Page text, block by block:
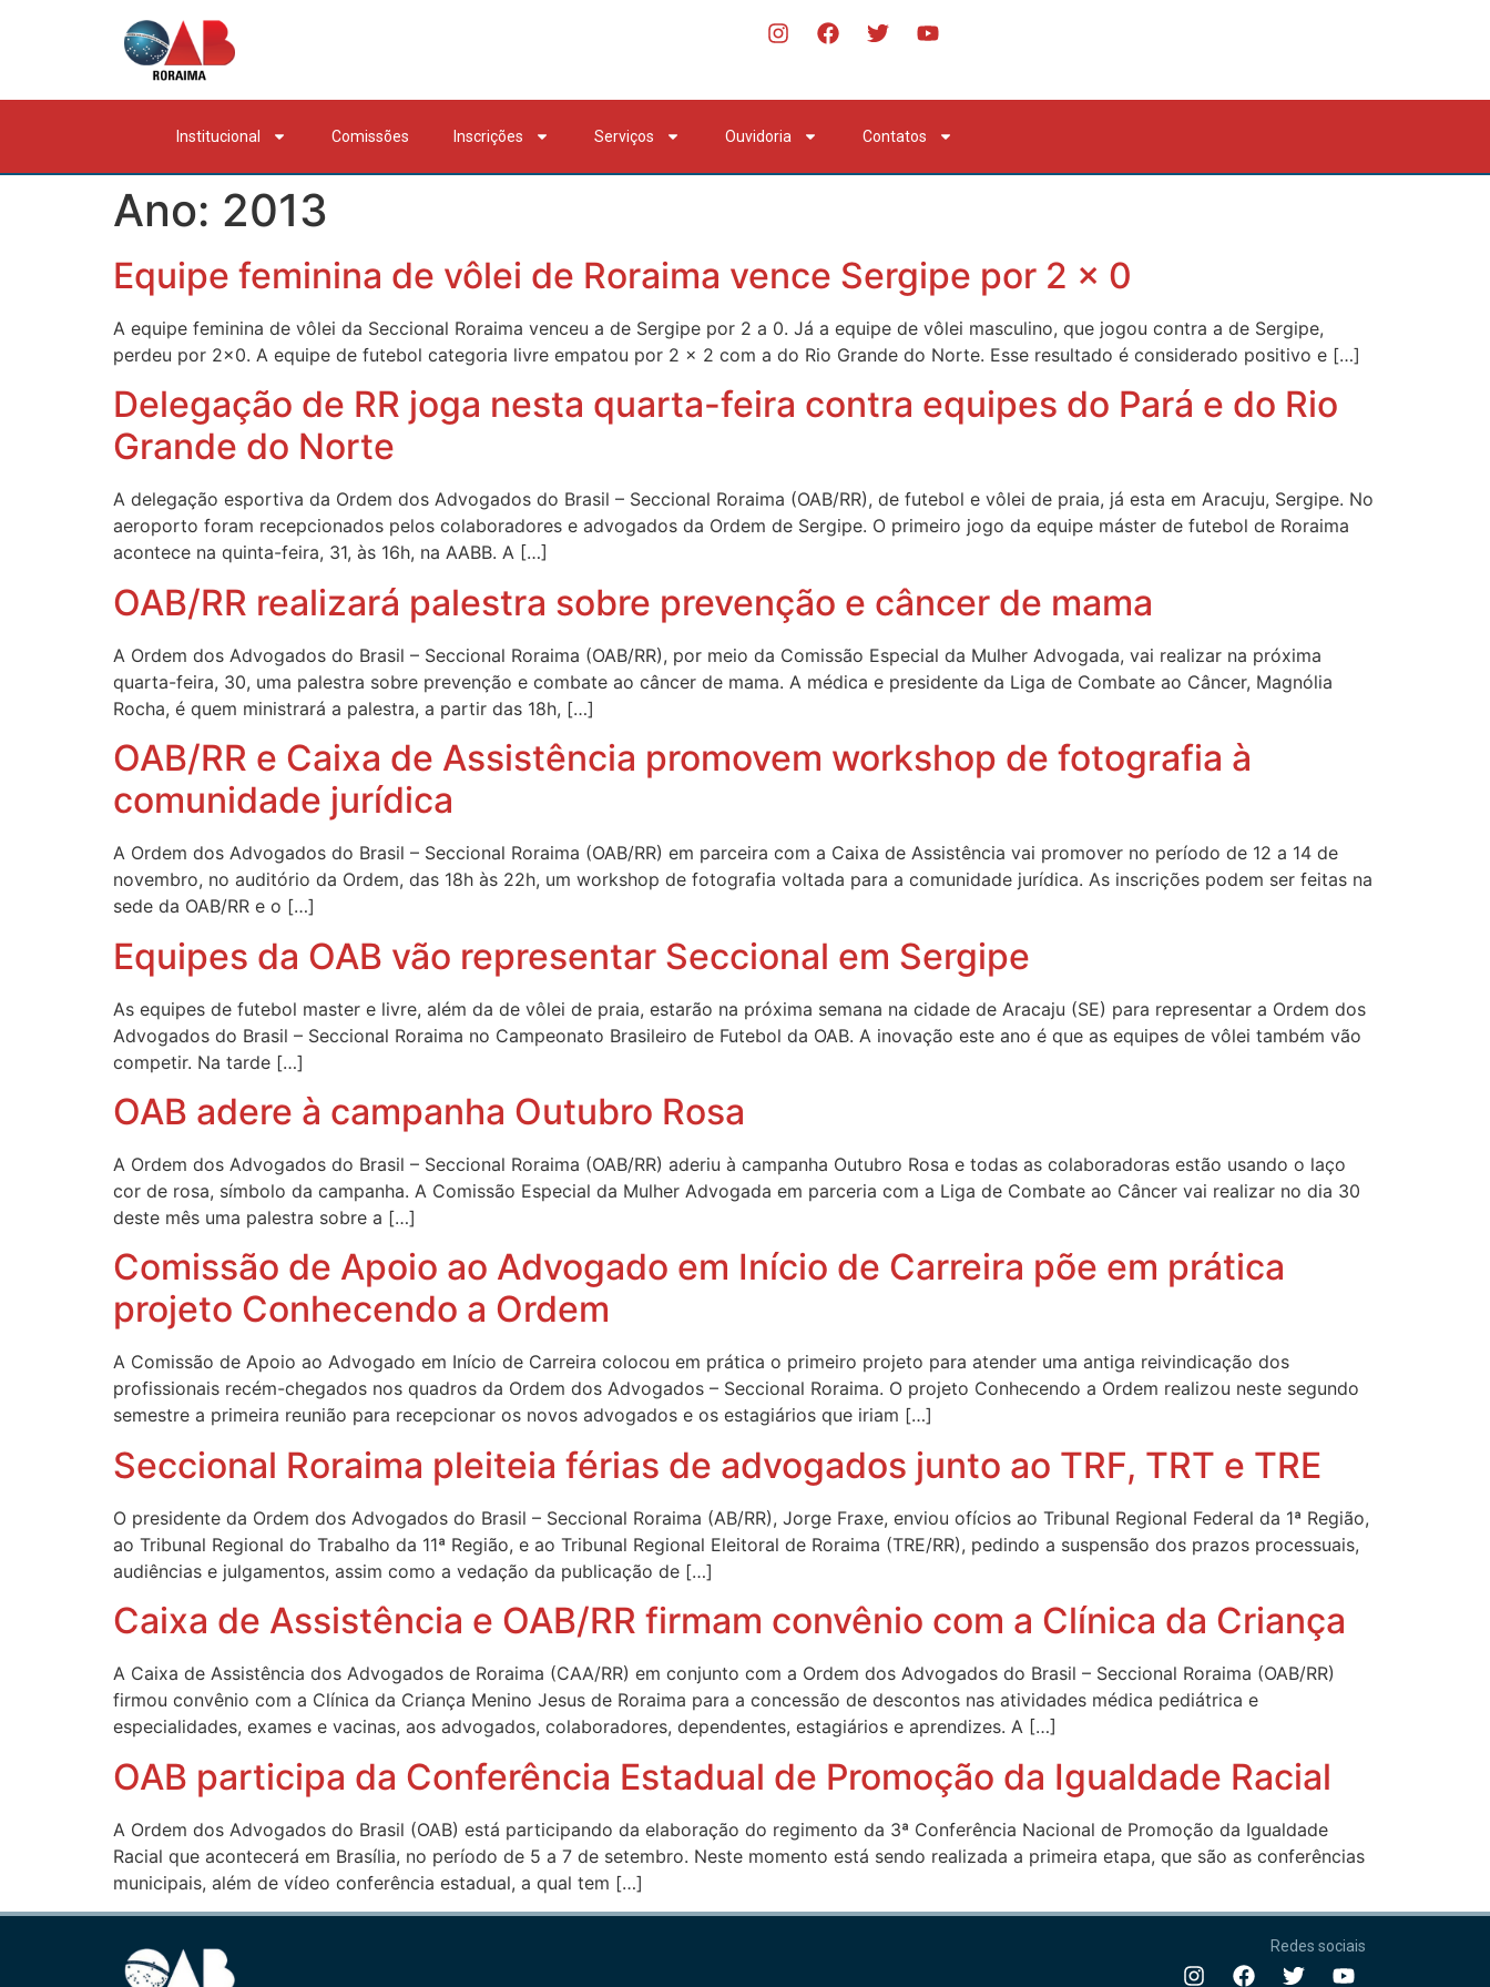
Institucional Comissões Inscrições Serviços Ouvidoria Contatos
Ano: 2013
Equipe feminina de vôlei de Roraima vence Sergipe por 2 x 0
A equipe feminina de vôlei da Seccional Roraima venceu a de Sergipe por 2 a 0. Já a equipe de vôlei masculino, que jogou contra a de Sergipe,
perdeu por 2×0. A equipe de futebol categoria livre empatou por 2 x 2 com a do Rio Grande do Norte. Esse resultado é considerado positivo e […]
Delegação de RR joga nesta quarta-feira contra equipes do Pará e do Rio
Grande do Norte
A delegação esportiva da Ordem dos Advogados do Brasil – Seccional Roraima (OAB/RR), de futebol e vôlei de praia, já esta em Aracuju, Sergipe. No
aeroporto foram recepcionados pelos colaboradores e advogados da Ordem de Sergipe. O primeiro jogo da equipe máster de futebol de Roraima
acontece na quinta-feira, 31, às 16h, na AABB. A […]
OAB/RR realizará palestra sobre prevenção e câncer de mama
A Ordem dos Advogados do Brasil – Seccional Roraima (OAB/RR), por meio da Comissão Especial da Mulher Advogada, vai realizar na próxima
quarta-feira, 30, uma palestra sobre prevenção e combate ao câncer de mama. A médica e presidente da Liga de Combate ao Câncer, Magnólia
Rocha, é quem ministrará a palestra, a partir das 18h, […]
OAB/RR e Caixa de Assistência promovem workshop de fotografia à
comunidade jurídica
A Ordem dos Advogados do Brasil – Seccional Roraima (OAB/RR) em parceira com a Caixa de Assistência vai promover no período de 12 a 14 de
novembro, no auditório da Ordem, das 18h às 22h, um workshop de fotografia voltada para a comunidade jurídica. As inscrições podem ser feitas na
sede da OAB/RR e o […]
Equipes da OAB vão representar Seccional em Sergipe
As equipes de futebol master e livre, além da de vôlei de praia, estarão na próxima semana na cidade de Aracaju (SE) para representar a Ordem dos
Advogados do Brasil – Seccional Roraima no Campeonato Brasileiro de Futebol da OAB. A inovação este ano é que as equipes de vôlei também vão
competir. Na tarde […]
OAB adere à campanha Outubro Rosa
A Ordem dos Advogados do Brasil – Seccional Roraima (OAB/RR) aderiu à campanha Outubro Rosa e todas as colaboradoras estão usando o laço
cor de rosa, símbolo da campanha. A Comissão Especial da Mulher Advogada em parceria com a Liga de Combate ao Câncer vai realizar no dia 30
deste mês uma palestra sobre a […]
Comissão de Apoio ao Advogado em Início de Carreira põe em prática
projeto Conhecendo a Ordem
A Comissão de Apoio ao Advogado em Início de Carreira colocou em prática o primeiro projeto para atender uma antiga reivindicação dos
profissionais recém-chegados nos quadros da Ordem dos Advogados – Seccional Roraima. O projeto Conhecendo a Ordem realizou neste segundo
semestre a primeira reunião para recepcionar os novos advogados e os estagiários que iriam […]
Seccional Roraima pleiteia férias de advogados junto ao TRF, TRT e TRE
O presidente da Ordem dos Advogados do Brasil – Seccional Roraima (AB/RR), Jorge Fraxe, enviou ofícios ao Tribunal Regional Federal da 1ª Região,
ao Tribunal Regional do Trabalho da 11ª Região, e ao Tribunal Regional Eleitoral de Roraima (TRE/RR), pedindo a suspensão dos prazos processuais,
audiências e julgamentos, assim como a vedação da publicação de […]
Caixa de Assistência e OAB/RR firmam convênio com a Clínica da Criança
A Caixa de Assistência dos Advogados de Roraima (CAA/RR) em conjunto com a Ordem dos Advogados do Brasil – Seccional Roraima (OAB/RR)
firmou convênio com a Clínica da Criança Menino Jesus de Roraima para a concessão de descontos nas atividades médica pediátrica e
especialidades, exames e vacinas, aos advogados, colaboradores, dependentes, estagiários e aprendizes. A […]
OAB participa da Conferência Estadual de Promoção da Igualdade Racial
A Ordem dos Advogados do Brasil (OAB) está participando da elaboração do regimento da 3ª Conferência Nacional de Promoção da Igualdade
Racial que acontecerá em Brasília, no período de 5 a 7 de setembro. Neste momento está sendo realizada a primeira etapa, que são as conferências
municipais, além de vídeo conferência estadual, a qual tem […]
Redes sociais